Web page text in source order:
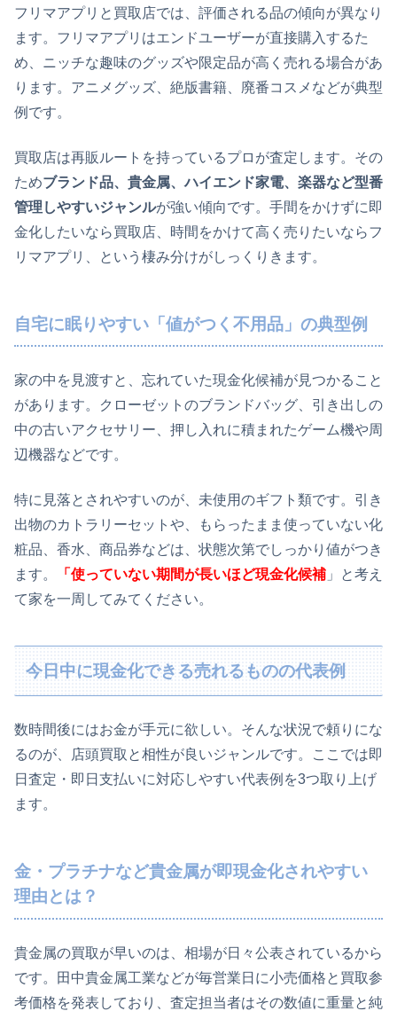
フリマアプリと買取店では、評価される品の傾向が異なり
ます。フリマアプリはエンドユーザーが直接購入するた
め、ニッチな趣味のグッズや限定品が高く売れる場合があ
ります。アニメグッズ、絶版書籍、廃番コスメなどが典型
例です。
買取店は再販ルートを持っているプロが査定します。その
ためブランド品、貴金属、ハイエンド家電、楽器など型番
管理しやすいジャンルが強い傾向です。手間をかけずに即
金化したいなら買取店、時間をかけて高く売りたいならフ
リマアプリ、という棲み分けがしっくりきます。
自宅に眠りやすい「値がつく不用品」の典型例
家の中を見渡すと、忘れていた現金化候補が見つかること
があります。クローゼットのブランドバッグ、引き出しの
中の古いアクセサリー、押し入れに積まれたゲーム機や周
辺機器などです。
特に見落とされやすいのが、未使用のギフト類です。引き
出物のカトラリーセットや、もらったまま使っていない化
粧品、香水、商品券などは、状態次第でしっかり値がつき
ます。
「使っていない期間が長いほど現金化候補 」と考え
て家を一周してみてください。
今日中に現金化できる売れるものの代表例
数時間後にはお金が手元に欲しい。そんな状況で頼りにな
るのが、店頭買取と相性が良いジャンルです。ここでは即
日査定・即日支払いに対応しやすい代表例を3つ取り上げ
ます。
金・プラチナなど貴金属が即現金化されやすい
理由とは？
貴金属の買取が早いのは、相場が日々公表されているから
です。田中貴金属工業などが毎営業日に小売価格と買取参
考価格を発表しており、査定担当者はその数値に重量と純